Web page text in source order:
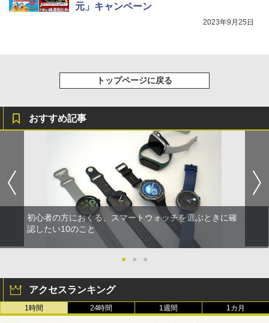
元」キャンペーン
2023年9月25日
トップページに戻る
おすすめ記事
初心者の方におくる、スマートウォッチを選ぶときに確
認したい10のこと
● ● ●
アクセスランキング
1時間 24時間 1週間 1カ月